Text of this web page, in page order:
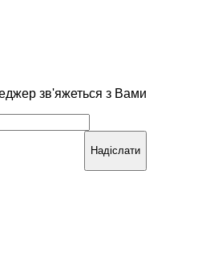
зв'яжеться з Вами
Надіслати